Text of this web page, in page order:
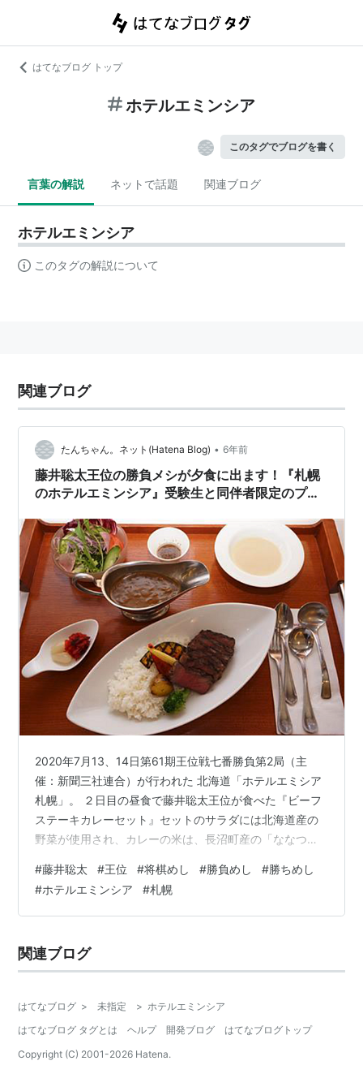
はてなブログ トップ
ホテルエミンシア
このタグでブログを書く
言葉の解説 ネットで話題 関連ブログ
ホテルエミンシア
このタグの解説について
関連ブログ
たんちゃん。ネット(Hatena Blog) • 6年前
藤井聡太王位の勝負メシが夕食に出ます！『札幌
のホテルエミンシア』受験生と同伴者限定のプラ
2020年7月13、14日第61期王位戦七番勝負第2局（主
催：新聞三社連合）が行われた 北海道「ホテルエミシア
札幌」。 ２日目の昼食で藤井聡太王位が食べた『ビーフ
ステーキカレーセット』セットのサラダには北海道産の
野菜が使用され、カレーの米は、長沼町産の「ななつぼ
品が使われました。 この将棋めしが、ホテルの受験生応
援プランで夕食に提供されます。 特別なこちらの１泊３
食付きプランは２０２１年３月３１日まで。 チェックイ
者も利用できます。 【受験生応援】2020年最年少二冠を
生んだ勝ちメシつき＆テイク…
#藤井聡太 #王位 #将棋めし #勝負めし #勝ちめし
#ホテルエミンシア #札幌
関連ブログ
はてなブログ > 未指定 > ホテルエミンシア
はてなブログ タグとは
ヘルプ 開発ブログ
はてなブログトップ
Copyright (C) 2001-2026 Hatena.